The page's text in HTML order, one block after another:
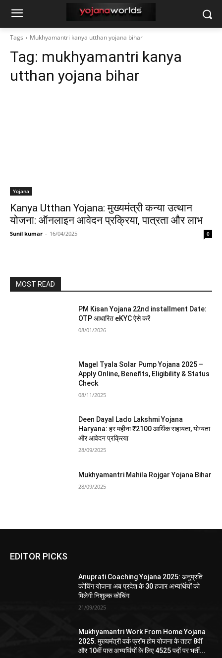
Tags Mukhyamantri kanya utthan yojana bihar
Tag: mukhyamantri kanya
utthan yojana bihar
Yojana
Kanya Utthan Yojana: मुख्यमंत्री कन्या उत्थान
योजना: ऑनलाइन आवेदन प्रक्रिया, पात्रता और लाभ
Sunil kumar - 16/04/2025 0
MOST READ
PM Kisan Yojana 22nd installment Date:
OTP आधारित eKYC ऐसे करें
08/01/2026
Magel Tyala Solar Pump Yojana 2025 –
Apply Online, Benefits, Eligibility & Status
Check
08/11/2025
Deen Dayal Lado Lakshmi Yojana
Haryana: हर महीना ₹2100 आर्थिक सहायता, योग्यता
और आवेदन प्रक्रिया
28/09/2025
Mukhyamantri Mahila Rojgar Yojana Bihar
28/09/2025
EDITOR PICKS
Anuprati Coaching Yojana 2025: अनुप्रति
कोचिंग योजना अब प्रदेश के 30 हजार अभ्यर्थियों को
मिलेगी निशुल्क कोचिंग
21/09/2025
Mukhyamantri Work From Home Yojana
2025: मुख्यमंत्री वर्क फ्रॉम होम योजना के तहत 8वीं
और 10वीं पास अभ्यर्थियों के लिए 4525 पदों पर भर्ती...